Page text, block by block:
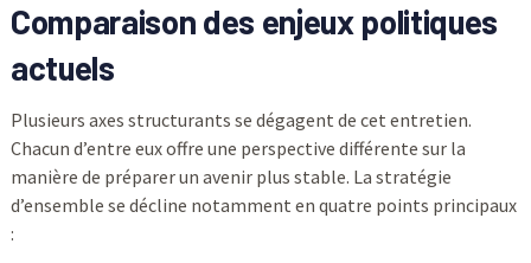
Comparaison des enjeux politiques
actuels
Plusieurs axes structurants se dégagent de cet entretien.
Chacun d’entre eux offre une perspective différente sur la
manière de préparer un avenir plus stable. La stratégie
d’ensemble se décline notamment en quatre points principaux
: